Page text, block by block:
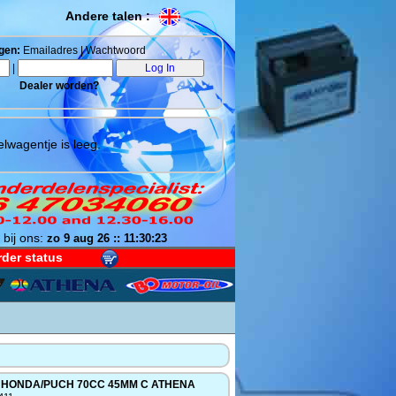
Andere talen :
Emailadres | Wachtwoord
Dealer worden?
is leeg.
bij ons: zo 9 aug 26 :: 11:30:23
status
PUCH 70CC 45MM C ATHENA